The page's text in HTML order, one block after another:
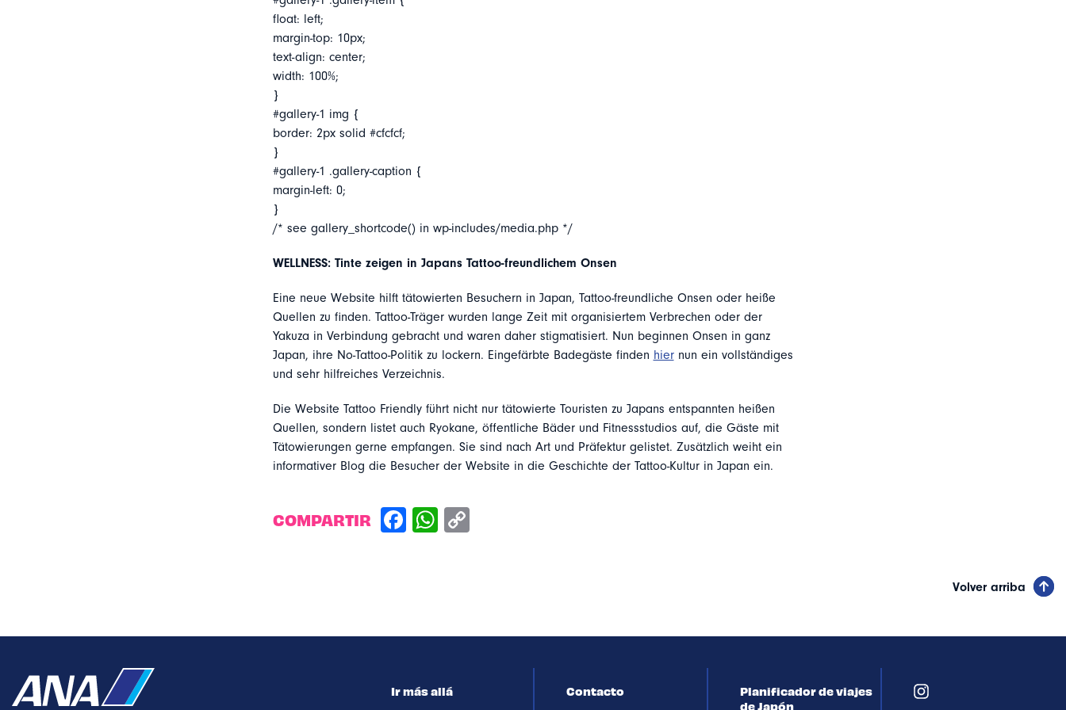
float: left;
margin-top: 10px;
text-align: center;
width: 100%;
}
#gallery-1 img {
border: 2px solid #cfcfcf;
}
#gallery-1 .gallery-caption {
margin-left: 0;
}
/* see gallery_shortcode() in wp-includes/media.php */
WELLNESS: Tinte zeigen in Japans Tattoo-freundlichem Onsen
Eine neue Website hilft tätowierten Besuchern in Japan, Tattoo-freundliche Onsen oder heiße
Quellen zu finden. Tattoo-Träger wurden lange Zeit mit organisiertem Verbrechen oder der
Yakuza in Verbindung gebracht und waren daher stigmatisiert. Nun beginnen Onsen in ganz
Japan, ihre No-Tattoo-Politik zu lockern. Eingefärbte Badegäste finden hiernun ein vollständiges
und sehr hilfreiches Verzeichnis.
Die Website Tattoo Friendly führt nicht nur tätowierte Touristen zu Japans entspannten heißen
Quellen, sondern listet auch Ryokane, öffentliche Bäder und Fitnessstudios auf, die Gäste mit
Tätowierungen gerne empfangen. Sie sind nach Art und Präfektur gelistet. Zusätzlich weiht ein
informativer Blog die Besucher der Website in die Geschichte der Tattoo-Kultur in Japan ein.
COMPARTIR
Volver arriba
Ir más allá Contacto
Planificador de viajes
de Japón